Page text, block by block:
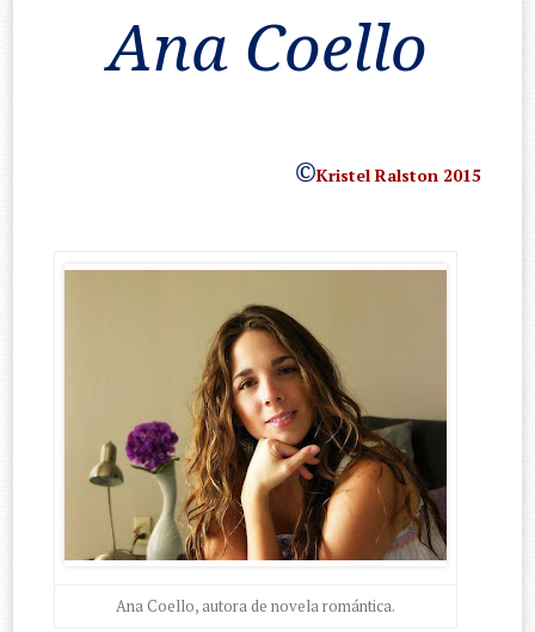
Ana Coello
©Kristel Ralston 2015
Ana Coello, autora de novela romántica.